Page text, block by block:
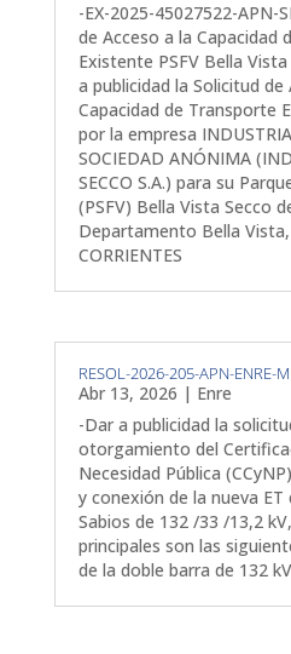
-EX-2025-45027522-APN-
de Acceso a la Capacidad
Existente PSFV Bella
a publicidad la Solicitud de
Capacidad de Transporte
por la empresa
SOCIEDAD ANÓNIMA
SECCO S.A.) para su
(PSFV) Bella Vista Secco
Departamento Bella
CORRIENTES
RESOL-2026-205-APN-ENRE-
Abr 13, 2026 | Enre
-Dar a publicidad la
otorgamiento del
Necesidad Pública
y conexión de la nueva
Sabios de 132 /33 /13,2
principales son las
de la doble barra de 132